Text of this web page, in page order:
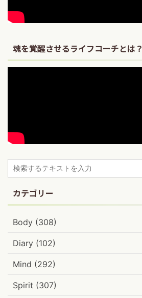
魂を覚醒させるライフコーチとは？
カテゴリー
Body (308)
Diary (102)
Mind (292)
Spirit (307)